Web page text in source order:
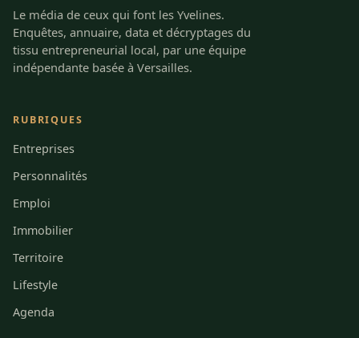
Le média de ceux qui font les Yvelines.
Enquêtes, annuaire, data et décryptages du
tissu entrepreneurial local, par une équipe
indépendante basée à Versailles.
RUBRIQUES
Entreprises
Personnalités
Emploi
Immobilier
Territoire
Lifestyle
Agenda